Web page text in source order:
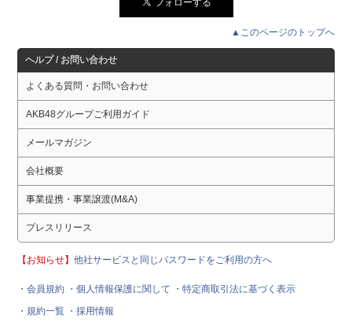
▲このページのトップへ
ヘルプ / お問い合わせ
よくある質問・お問い合わせ
AKB48グループご利用ガイド
メールマガジン
会社概要
事業提携・事業譲渡(M&A)
プレスリリース
【お知らせ】他社サービスと同じパスワードをご利用の方へ
・会員規約 ・個人情報保護に関して
・特定商取引法に基づく表示
・規約一覧 ・採用情報